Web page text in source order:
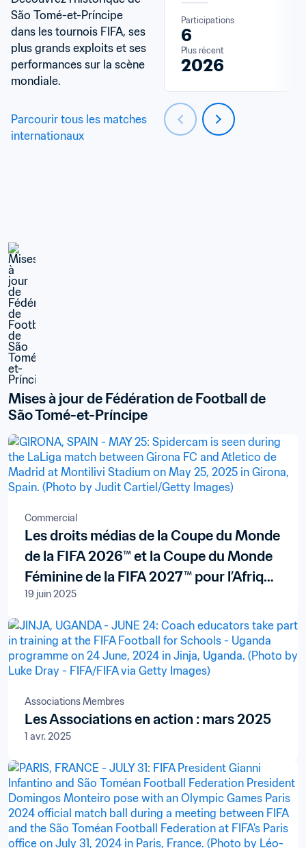
São Tomé-et-Príncipe
dans les tournois FIFA, ses
plus grands exploits et ses
performances sur la scène
mondiale.
Parcourir tous les matches
internationaux
Participations
6
Plus récent
2026
Mises à jour de Fédération de Football de
São Tomé-et-Príncipe
Commercial
Les droits médias de la Coupe du Monde
de la FIFA 2026™ et la Coupe du Monde
Féminine de la FIFA 2027™ pour l’Afrique
subsaharienne renouvelés avec le
diffuseur panafricain New World
Televisions S.A.
19 juin 2025
Associations Membres
Les Associations en action : mars 2025
1 avr. 2025